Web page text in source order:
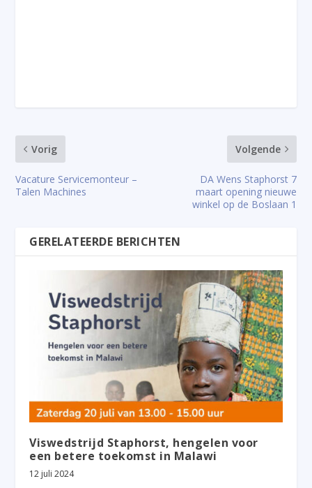
Vorig
Vacature Servicemonteur –
Talen Machines
Volgende
DA Wens Staphorst 7
maart opening nieuwe
winkel op de Boslaan 1
GERELATEERDE BERICHTEN
Viswedstrijd Staphorst, hengelen voor
een betere toekomst in Malawi
12 juli 2024